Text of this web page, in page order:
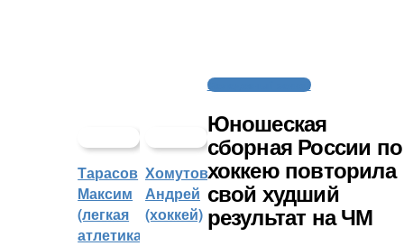
Тарасов
Максим
(легкая
атлетика)
Хомутов
Андрей
(хоккей)
Молодежный хоккей
Юношеская
сборная России по
хоккею повторила
свой худший
результат на ЧМ